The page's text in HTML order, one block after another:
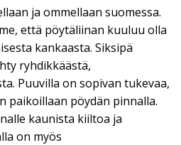
ja ommellaan suomessa.
että pöytäliinan kuuluu olla
kankaasta. Siksipä
ryhdikkäästä,
Puuvilla on sopivan tukevaa,
paikoillaan pöydän pinnalla.
kaunista kiiltoa ja
on myös